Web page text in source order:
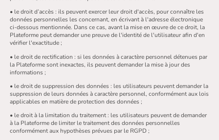
• le droit d’accès : ils peuvent exercer leur droit d'accès, pour connaître les
données personnelles les concernant, en écrivant à l'adresse électronique
ci-dessous mentionnée. Dans ce cas, avant la mise en œuvre de ce droit, la
Plateforme peut demander une preuve de l'identité de l'utilisateur afin d'en
vérifier l'exactitude ;
• le droit de rectification : si les données à caractère personnel détenues par
la Plateforme sont inexactes, ils peuvent demander la mise à jour des
informations ;
• le droit de suppression des données : les utilisateurs peuvent demander la
suppression de leurs données à caractère personnel, conformément aux lois
applicables en matière de protection des données ;
• le droit à la limitation du traitement : les utilisateurs peuvent de demander
à la Plateforme de limiter le traitement des données personnelles
conformément aux hypothèses prévues par le RGPD ;